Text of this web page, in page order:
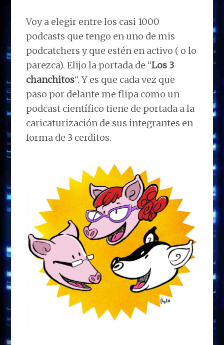
Voy a elegir entre los casi 1000
podcasts que tengo en uno de mis
podcatchers y que estén en activo ( o lo
parezca). Elijo la portada de “Los 3
chanchitos“. Y es que cada vez que
paso por delante me flipa como un
podcast científico tiene de portada a la
caricaturización de sus integrantes en
forma de 3 cerditos.